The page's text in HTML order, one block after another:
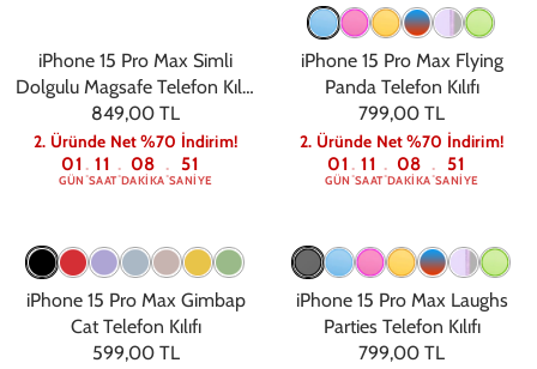
iPhone 15 Pro Max Simli
Dolgulu Magsafe Telefon Kılıfı
Siyah
849,00 TL
2. Üründe Net %70 İndirim!
01
GÜN : 11
SAAT: 08
DAKIKA: 50
SANIYE
iPhone 15 Pro Max Flying
Panda Telefon Kılıfı
799,00 TL
2. Üründe Net %70 İndirim!
01
GÜN : 11
SAAT: 08
DAKIKA: 50
SANIYE
iPhone 15 Pro Max Gimbap
Cat Telefon Kılıfı
599,00 TL
iPhone 15 Pro Max Laughs
Parties Telefon Kılıfı
799,00 TL